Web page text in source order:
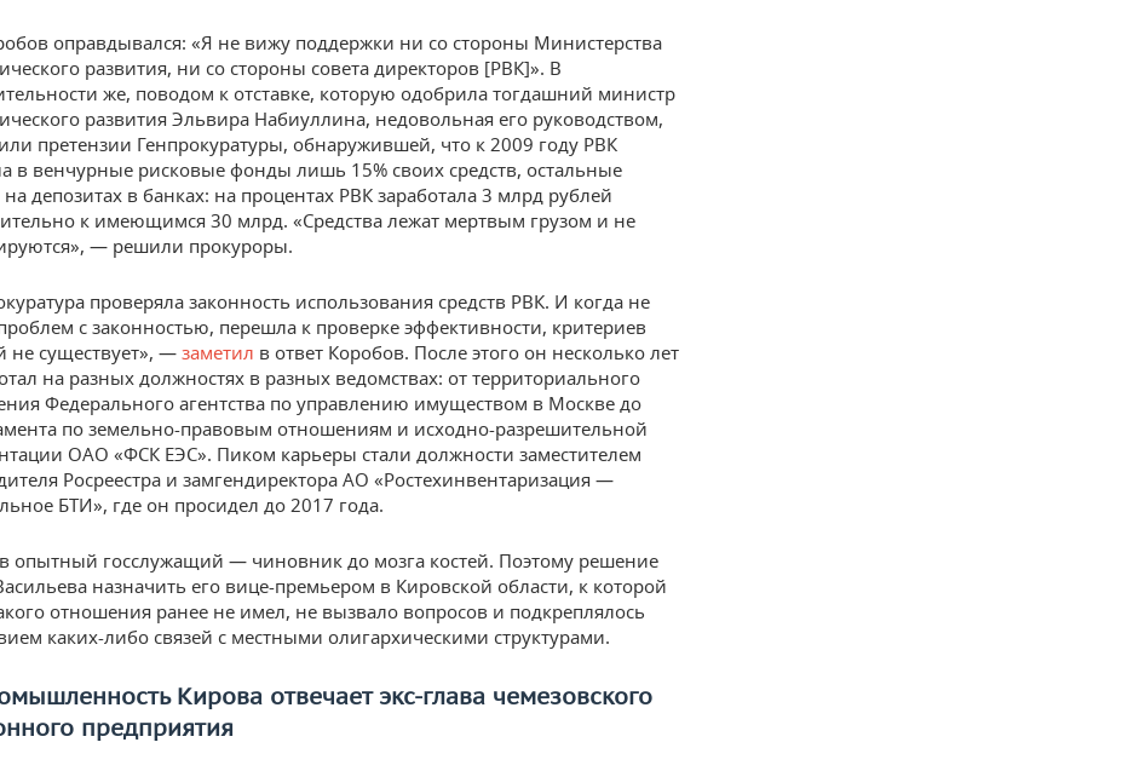
оправдывался: «Я не вижу поддержки ни со стороны Министерства
развития, ни со стороны совета директоров [РВК]». В
же, поводом к отставке, которую одобрила тогдашний министр
развития Эльвира Набиуллина, недовольная его руководством,
претензии Генпрокуратуры, обнаружившей, что к 2009 году РВК
в венчурные рисковые фонды лишь 15% своих средств, остальные
на депозитах в банках: на процентах РВК заработала 3 млрд рублей
к имеющимся 30 млрд. «Средства лежат мертвым грузом и не
— решили прокуроры.
проверяла законность использования средств РВК. И когда не
с законностью, перешла к проверке эффективности, критериев
не существует», — заметил в ответ Коробов. После этого он несколько лет
на разных должностях в разных ведомствах: от территориального
Федерального агентства по управлению имуществом в Москве до
по земельно-правовым отношениям и исходно-разрешительной
ОАО «ФСК ЕЭС». Пиком карьеры стали должности заместителем
Росреестра и замгендиректора АО «Ростехинвентаризация —
БТИ», где он просидел до 2017 года.
опытный госслужащий — чиновник до мозга костей. Поэтому решение
назначить его вице-премьером в Кировской области, к которой
отношения ранее не имел, не вызвало вопросов и подкреплялось
каких-либо связей с местными олигархическими структурами.
Кирова отвечает экс-глава чемезовского
предприятия